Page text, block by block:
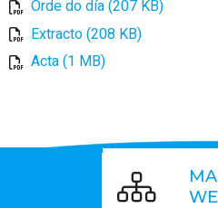
Orde do día (207 KB)
Extracto (208 KB)
Acta (1 MB)